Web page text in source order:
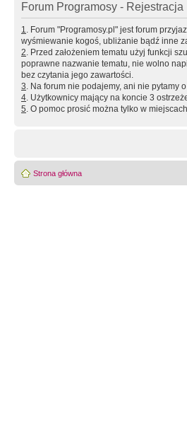
Forum Programosy - Rejestracja
1. Forum "Programosy.pl" jest forum
wyśmiewanie kogoś, ubliżanie bądź inne
2. Przed założeniem tematu użyj funkcji
poprawne nazwanie tematu, nie wolno
bez czytania jego zawartości.
3. Na forum nie podajemy, ani nie pytamy
4. Użytkownicy mający na koncie 3
5. O pomoc prosić można tylko w
Strona główna